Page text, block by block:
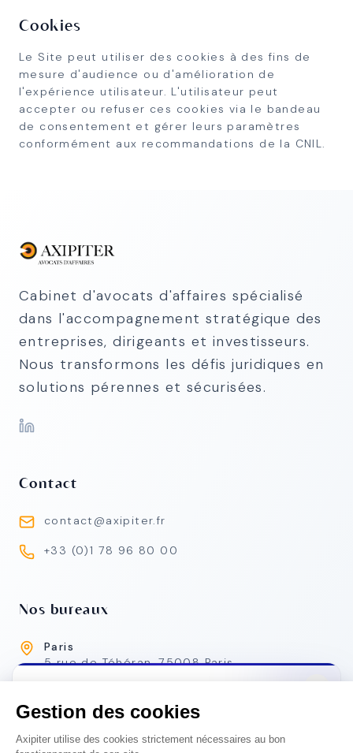
Cookies
Le Site peut utiliser des cookies à des fins de
mesure d'audience ou d'amélioration de
l'expérience utilisateur. L'utilisateur peut
accepter ou refuser ces cookies via le bandeau
de consentement et gérer leurs paramètres
conformément aux recommandations de la CNIL.
Cabinet d'avocats d'affaires spécialisé
dans l'accompagnement stratégique des
entreprises, dirigeants et investisseurs.
Nous transformons les défis juridiques en
solutions pérennes et sécurisées.
Contact
contact@axipiter.fr
+33 (0)1 78 96 80 00
Nos bureaux
Paris
5 rue de Téhéran, 75008 Paris
31 avenue Maréchal de Saxe, 69006 Lyon
Notre bureau lyonnais a déménagé
Retrouvez-nous désormais au 31 avenue